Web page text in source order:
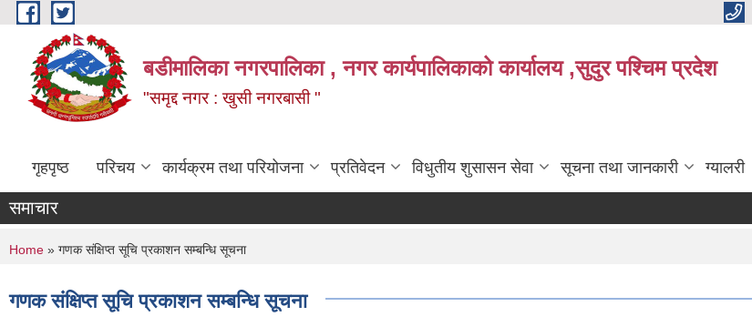
Skip to main content
बडीमालिका नगरपालिका , नगर कार्यपालिकाको कार्यालय ,सुदुर पश्चिम प्रदेश
"समृद्द नगर : खुसी नगरबासी "
गृहपृष्ठ परिचय कार्यक्रम तथा परियोजना प्रतिवेदन विधुतीय शुसासन सेवा सूचना तथा जानकारी ग्यालरी
समाचार
You are here
Home » गणक संक्षिप्त सूचि प्रकाशन सम्बन्धि सूचना
गणक संक्षिप्त सूचि प्रकाशन सम्बन्धि सूचना